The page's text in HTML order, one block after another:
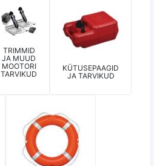
TRIMMID
JA MUUD
MOOTORI
TARVIKUD
KÜTUSEPAAGID
JA TARVIKUD